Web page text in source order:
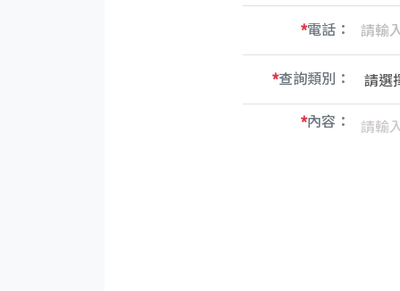
*電話：
*查詢類別：
*內容：